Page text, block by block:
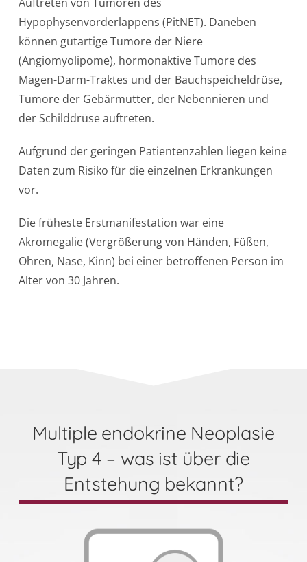
Hypophysenvorderlappens (PitNET). Daneben
können gutartige Tumore der Niere
(Angiomyolipome), hormonaktive Tumore des
Magen-Darm-Traktes und der Bauchspeicheldrüse,
Tumore der Gebärmutter, der Nebennieren und
der Schilddrüse auftreten.
Aufgrund der geringen Patientenzahlen liegen keine
Daten zum Risiko für die einzelnen Erkrankungen
vor.
Die früheste Erstmanifestation war eine
Akromegalie (Vergrößerung von Händen, Füßen,
Ohren, Nase, Kinn) bei einer betroffenen Person im
Alter von 30 Jahren.
Multiple endokrine Neoplasie
Typ 4 – was ist über die
Entstehung bekannt?